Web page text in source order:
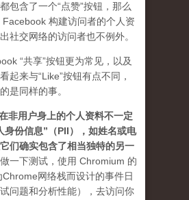
包含了一个“点赞”按钮，那么
构建访问者的个人资
社交网络的访问者也不例外。
“共享”按钮更为常见，以及
起来与“Like”按钮有点不同，
是同样的事。
非用户身上的个人资料不一定
身份信息”（PII），如姓名或电
们确实包含了相当独特的另一
一下测试，使用 Chromium 的
网络栈而设计的事件日
问题和分析性能），去访问你